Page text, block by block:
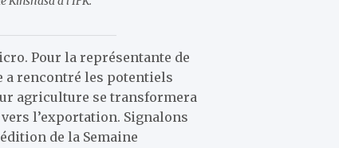
Pour la représentante de
a rencontré les potentiels
agriculture se transformera
l’exportation. Signalons
édition de la Semaine